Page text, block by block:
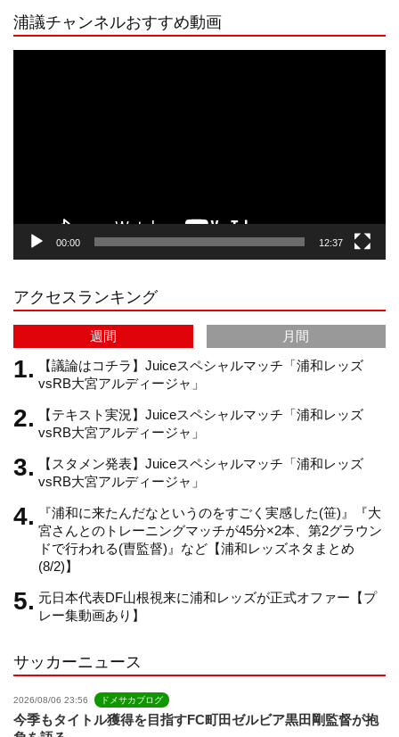
r
a
m
e
C
h
a
n
浦議チャンネルおすすめ動画
00:00 12:37
アクセスランキング
週間
月間
【議論はコチラ】Juiceスペシャルマッチ「浦和レッズ
vsRB大宮アルディージャ」
【テキスト実況】Juiceスペシャルマッチ「浦和レッズ
vsRB大宮アルディージャ」
【スタメン発表】Juiceスペシャルマッチ「浦和レッズ
vsRB大宮アルディージャ」
『浦和に来たんだなというのをすごく実感した(笹)』『大
宮さんとのトレーニングマッチが45分×2本、第2グラウン
ドで行われる(曺監督)』など【浦和レッズネタまとめ
(8/2)】
元日本代表DF山根視来に浦和レッズが正式オファー【プ
レー集動画あり】
サッカーニュース
2026/08/06 23:56 ドメサカブログ
今季もタイトル獲得を目指すFC町田ゼルビア黒田剛監督が抱